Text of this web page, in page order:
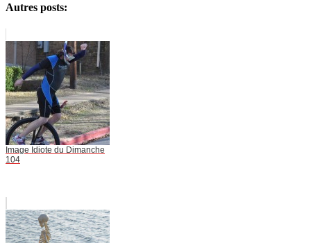
Autres posts:
Image Idiote du Dimanche
104